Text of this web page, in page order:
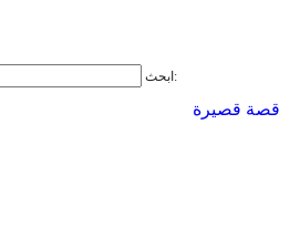
ابحث ابحث عن:
قصة قصيرة